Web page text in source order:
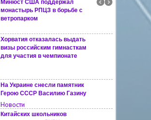
Минюст США поддержал
монастырь РПЦЗ в борьбе с
ветропарком
Хорватия отказалась выдать
визы российским гимнасткам
для участия в чемпионате
На Украине снесли памятник
Герою СССР Василию Газину
Новости
Китайских школьников